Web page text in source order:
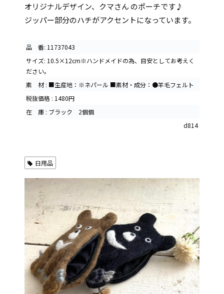
オリジナルデザイン、クマさん のポーチです♪
ジッパー部分のハチがアクセントになっています。
品 番: 11737043
サイズ: 10.5×12cm※ハンドメイドの為、目安としてお考えく
ださい。
素 材 : ■生産地：※ネパール ■素材・成分：●羊毛フェルト
税抜価格 : 1480円
在 庫 : ブラック 2個個
d814
日用品